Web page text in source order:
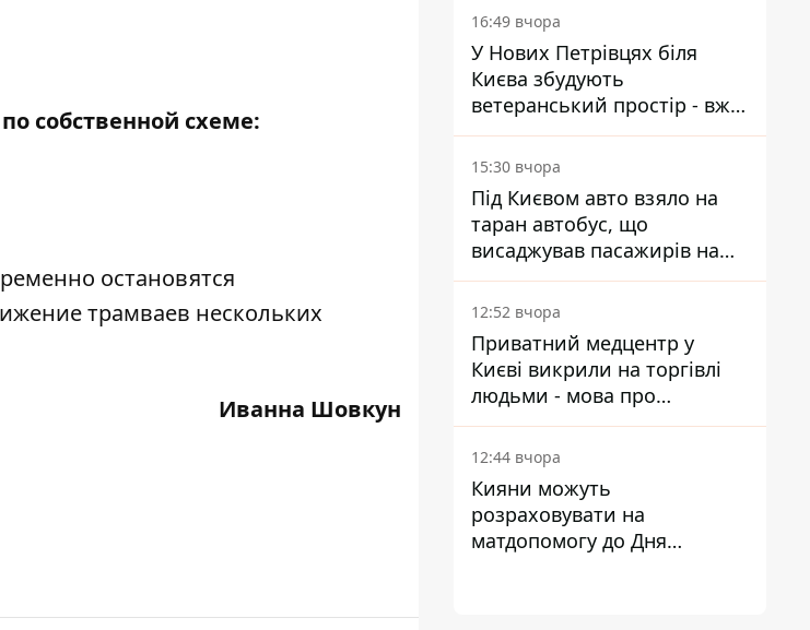
собственной схеме:
остановятся
трамваев нескольких
Иванна Шовкун
16:49 вчора
У Нових Петрівцях біля
Києва збудують
ветеранський простір - вже
знайшли проєктанта
15:30 вчора
Під Києвом авто взяло на
таран автобус, що
висаджував пасажирів на
зупинці - пасажирка в
лікарні
12:52 вчора
Приватний медцентр у
Києві викрили на торгівлі
людьми - мова про
сурогатне материнство
12:44 вчора
Кияни можуть
розраховувати на
матдопомогу до Дня